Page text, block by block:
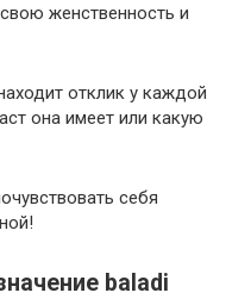
женственность и
отклик у каждой
она имеет или какую
себя
baladi